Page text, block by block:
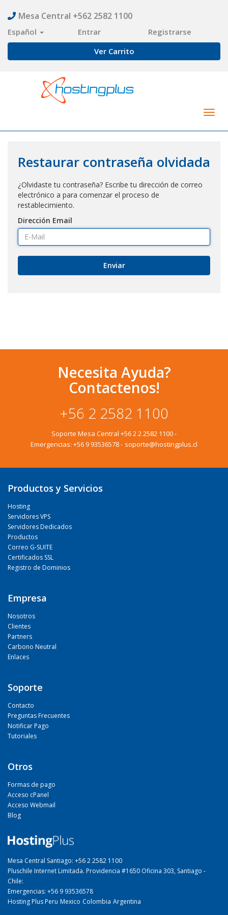
Mesa Central +562 2582 1100
Español Entrar
Registrarse
Ver Carrito
Restaurar contraseña olvidada
¿Olvidaste tu contraseña? Escribe tu dirección de correo
electrónico a para comenzar el proceso de
restablecimiento.
Dirección Email
Enviar
Necesita Ayuda?
Contactenos!
+56 2 2582 1100
Soporte Mesa Central +56 2 2 2582 1100-
Emergencias: +56 9 93536578- soporte@hostingplus.cl
Productos y Servicios
Hosting
Servidores VPS
Servidores Dedicados
Productos
Correo G-SUITE
Certificados SSL
Registro de Dominios
Empresa
Nosotros
Clientes
Partners
Carbono Neutral
Enlaces
Soporte
Contacto
Preguntas Frecuentes
Notificar Pago
Tutoriales
Otros
Formas de pago
Acceso cPanel
Acceso Webmail
Blog
Mesa Central Santiago: +56 2 2582 1100
Pluschile Internet Limitada. Providencia #1650 Oficina 303, Santiago -
Chile:
Emergencias: +56 9 93536578
Hosting Plus Peru Mexico Colombia Argentina